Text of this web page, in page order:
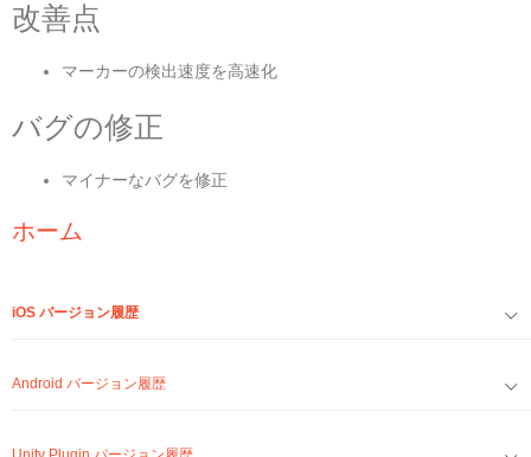
改善点
マーカーの検出速度を高速化
バグの修正
マイナーなバグを修正
ホーム
iOS バージョン履歴
Android バージョン履歴